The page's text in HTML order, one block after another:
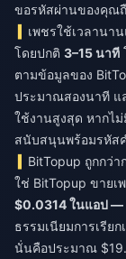
ขอรหัสผ่านของคุณ
เพชรใช้เวลานา
โดยปกติ 3–15 นาที
ตามข้อมูลของ
ประมาณสองนาที แ
ใช้งานสูงสุด หากไ
สนับสนุนพร้อมรหัส
BitTopup ถูกกว่
ใช่ BitTopup ขาย
$0.0314 ในแอป —
ธรรมเนียมการเรีย
นั่นคือประมาณ